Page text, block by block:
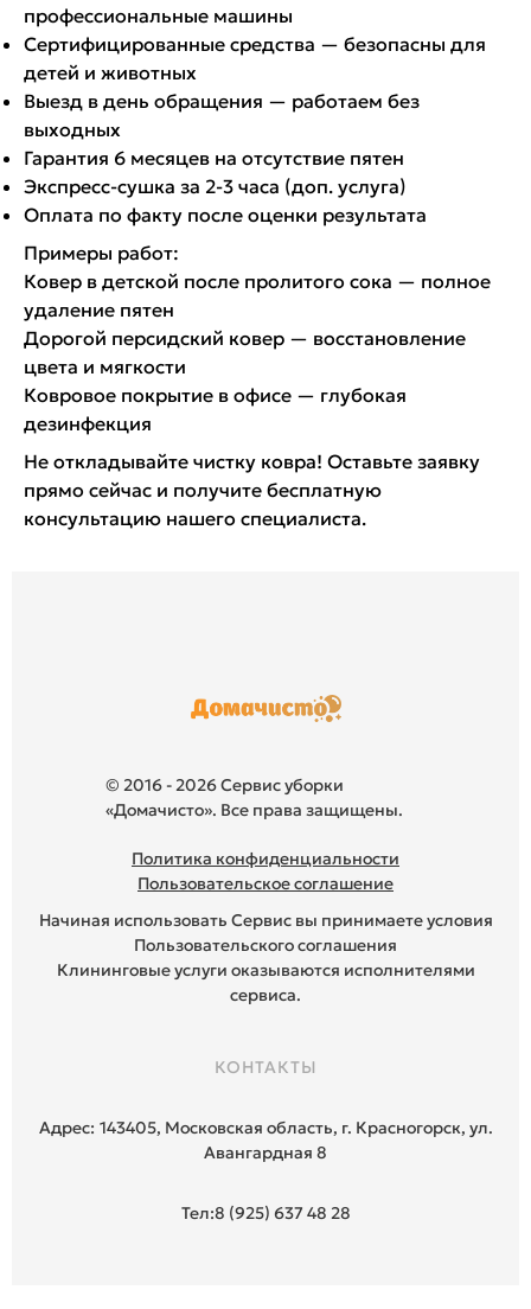
профессиональные машины
Сертифицированные средства — безопасны для
детей и животных
Выезд в день обращения — работаем без
выходных
Гарантия 6 месяцев на отсутствие пятен
Экспресс-сушка за 2-3 часа (доп. услуга)
Оплата по факту после оценки результата
Примеры работ:
Ковер в детской после пролитого сока — полное
удаление пятен
Дорогой персидский ковер — восстановление
цвета и мягкости
Ковровое покрытие в офисе — глубокая
дезинфекция
Не откладывайте чистку ковра! Оставьте заявку
прямо сейчас и получите бесплатную
консультацию нашего специалиста.
© 2016 - 2026 Сервис уборки
«Домачисто». Все права защищены.
Политика конфиденциальности
Пользовательское соглашение
Начиная использовать Сервис вы принимаете условия
Пользовательского соглашения
Клининговые услуги оказываются исполнителями
сервиса.
КОНТАКТЫ
Адрес: 143405, Московская область, г. Красногорск, ул.
Авангардная 8
Тел:8 (925) 637 48 28